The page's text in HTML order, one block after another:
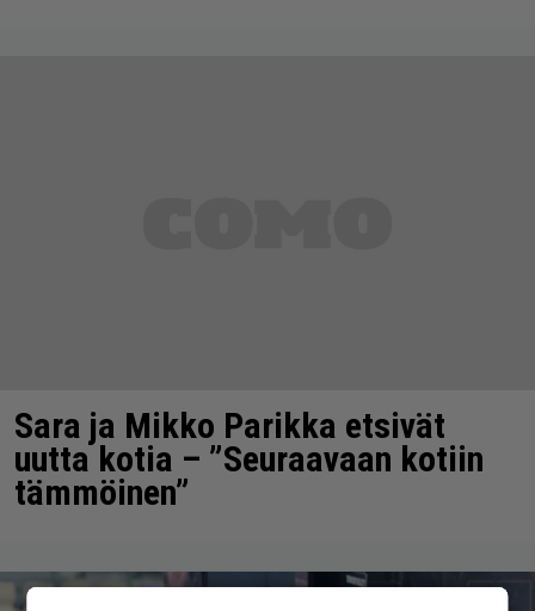
Sara ja Mikko Parikka etsivät
uutta kotia – ”Seuraavaan kotiin
tämmöinen”